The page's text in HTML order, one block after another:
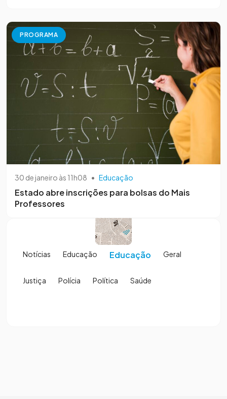
PROGRAMA
30 de janeiro às 11h08 • Educação
Estado abre inscrições para bolsas do Mais
Professores
Notícias Educação Educação Geral
Justiça Polícia Política Saúde